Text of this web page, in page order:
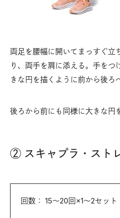
両足を腰幅に開いてまっすぐ立
り、両手を肩に添える。手を
きな円を描くように前から後ろ
後ろから前にも同様に大きな円
② スキャプラ・スト
回数： 15～20回×1～2セット